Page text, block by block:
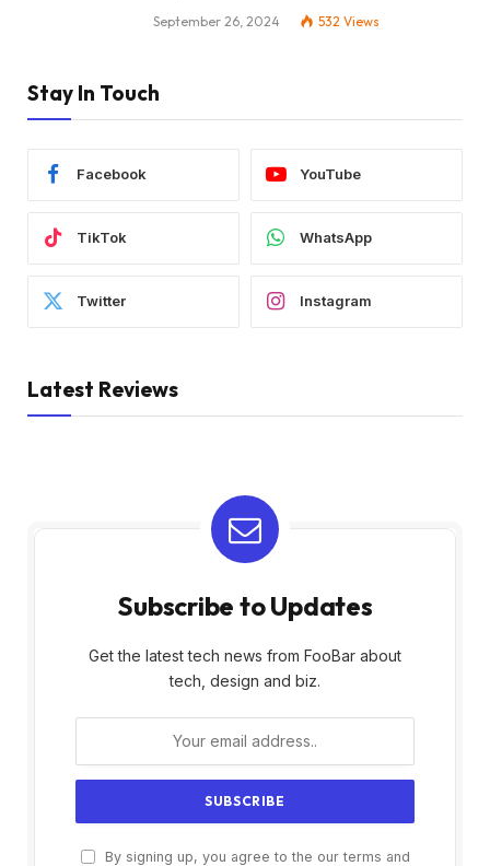
September 26, 2024 532 Views
Stay In Touch
Facebook YouTube
TikTok WhatsApp
Twitter Instagram
Latest Reviews
Subscribe to Updates
Get the latest tech news from FooBar about
tech, design and biz.
By signing up, you agree to the our terms and